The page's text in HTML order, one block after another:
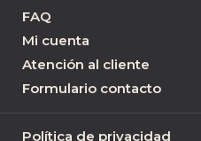
FAQ
Mi cuenta
Atención al cliente
Formulario contacto
Política de privacidad